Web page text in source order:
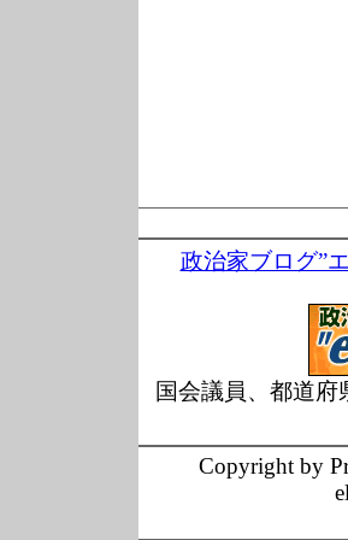
政治家ブログ”
国会議員、都道
Copyright by